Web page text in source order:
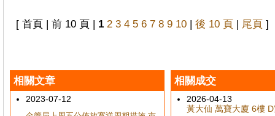
[ 首頁 | 前 10 頁 | 1 2 3 4 5 6 7 8 9 10 | 後 10 頁 | 尾頁 ]
相關文章
2023-07-12
相關成交
2026-04-13
黃大仙 萬寶大廈 6樓